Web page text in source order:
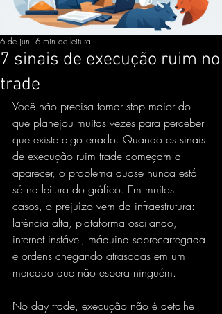
7 sinais de execução ruim no
trade
6 de jun. 6 min de leitura
Você não precisa tomar stop maior do
que planejou muitas vezes para perceber
que existe algo errado. Quando os sinais
de execução ruim trade começam a
aparecer, o problema quase nunca está
só na leitura do gráfico. Em muitos
casos, o prejuízo vem da infraestrutura:
latência alta, plataforma oscilando,
internet instável, máquina sobrecarregada
e ordens chegando atrasadas em um
mercado que não espera ninguém.
No day trade, execução não é detalhe